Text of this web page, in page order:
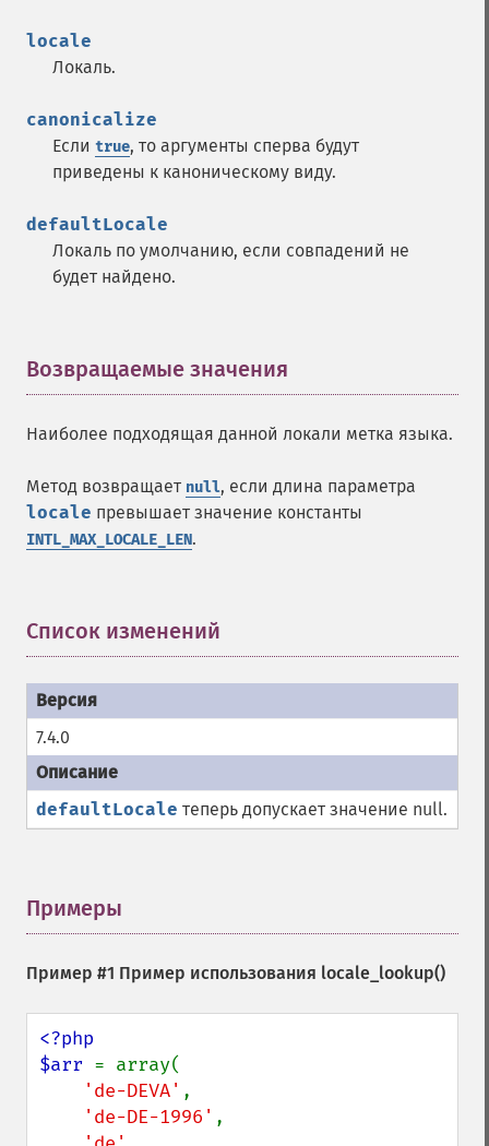
locale
Локаль.
canonicalize
Если true, то аргументы сперва будут
приведены к каноническому виду.
defaultLocale
Локаль по умолчанию, если совпадений не
будет найдено.
Возвращаемые значения
Наиболее подходящая данной локали метка языка.
Метод возвращает null, если длина параметра
locale превышает значение константы
INTL_MAX_LOCALE_LEN.
Список изменений
7.4.0
defaultLocale теперь допускает значение null.
Примеры
Пример #1 Пример использования locale_lookup()
<?php
$arr = array(
'de-DEVA' ,
'de-DE-1996' ,